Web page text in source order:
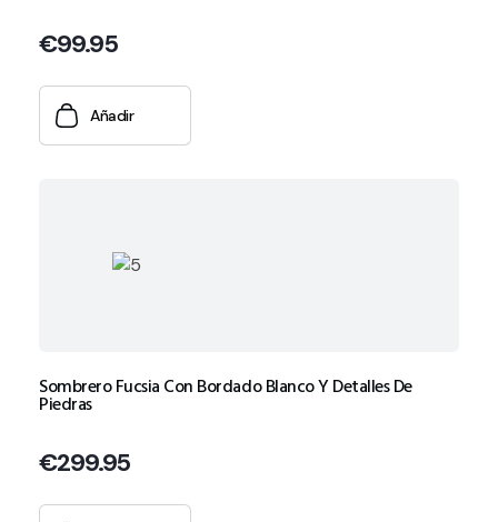
€99.95
Añadir
Sombrero Fucsia Con Bordado Blanco Y Detalles De
Piedras
€299.95